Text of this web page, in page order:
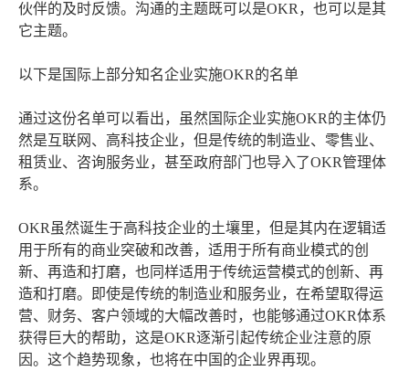
伙伴的及时反馈。沟通的主题既可以是OKR，也可以是其
它主题。
以下是国际上部分知名企业实施OKR的名单
通过这份名单可以看出，虽然国际企业实施OKR的主体仍
然是互联网、高科技企业，但是传统的制造业、零售业、
租赁业、咨询服务业，甚至政府部门也导入了OKR管理体
系。
OKR虽然诞生于高科技企业的土壤里，但是其内在逻辑适
用于所有的商业突破和改善，适用于所有商业模式的创
新、再造和打磨，也同样适用于传统运营模式的创新、再
造和打磨。即使是传统的制造业和服务业，在希望取得运
营、财务、客户领域的大幅改善时，也能够通过OKR体系
获得巨大的帮助，这是OKR逐渐引起传统企业注意的原
因。这个趋势现象，也将在中国的企业界再现。